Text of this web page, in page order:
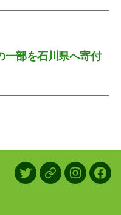
一部を石川県へ寄付
X/TwitterLINE Instagram